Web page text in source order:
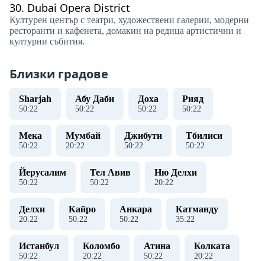
30. Dubai Opera District
Културен център с театри, художествени галерии, модерни
ресторанти и кафенета, домакин на редица артистични и
културни събития.
Близки градове
Sharjah
50:23
Абу Даби
50:23
Доха
50:23
Рияд
50:23
Мека
50:23
Мумбай
20:23
Джибути
50:23
Тбилиси
50:23
Йерусалим
50:23
Тел Авив
50:23
Ню Делхи
20:23
Делхи
20:23
Кайро
50:23
Анкара
50:23
Катманду
35:23
Истанбул
50:23
Коломбо
20:23
Атина
50:23
Колката
20:23